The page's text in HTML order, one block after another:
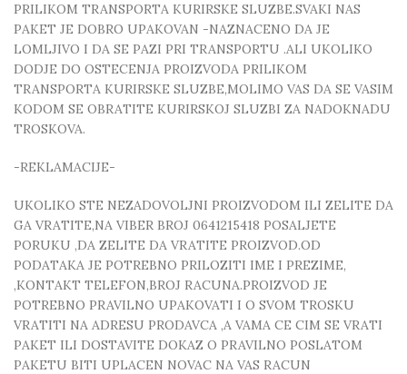
PRILIKOM TRANSPORTA KURIRSKE SLUZBE.SVAKI NAS
PAKET JE DOBRO UPAKOVAN -NAZNACENO DA JE
LOMLJIVO I DA SE PAZI PRI TRANSPORTU .ALI UKOLIKO
DODJE DO OSTECENJA PROIZVODA PRILIKOM
TRANSPORTA KURIRSKE SLUZBE,MOLIMO VAS DA SE VASIM
KODOM SE OBRATITE KURIRSKOJ SLUZBI ZA NADOKNADU
TROSKOVA.
-REKLAMACIJE-
UKOLIKO STE NEZADOVOLJNI PROIZVODOM ILI ZELITE DA
GA VRATITE,NA VIBER BROJ 0641215418 POSALJETE
PORUKU ,DA ZELITE DA VRATITE PROIZVOD.OD
PODATAKA JE POTREBNO PRILOZITI IME I PREZIME,
,KONTAKT TELEFON,BROJ RACUNA.PROIZVOD JE
POTREBNO PRAVILNO UPAKOVATI I O SVOM TROSKU
VRATITI NA ADRESU PRODAVCA ,A VAMA CE CIM SE VRATI
PAKET ILI DOSTAVITE DOKAZ O PRAVILNO POSLATOM
PAKETU BITI UPLACEN NOVAC NA VAS RACUN